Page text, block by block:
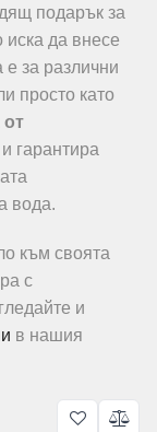
подарък за
иска да внесе
за различни
просто като
от
гарантира
вода.
към своята
с
и
в нашия